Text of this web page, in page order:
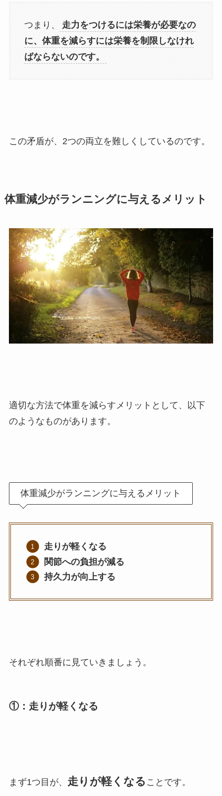
つまり、
走力をつけるには栄養が必要なの
に、体重を減らすには栄養を制限しなけれ
ばならないのです。
この矛盾が、2つの両立を難しくしているのです。
体重減少がランニングに与えるメリット
適切な方法で体重を減らすメリットとして、以下
のようなものがあります。
体重減少がランニングに与えるメリット
走りが軽くなる
関節への負担が減る
持久力が向上する
それぞれ順番に見ていきましょう。
①：走りが軽くなる
まず1つ目が、 走りが軽くなる ことです。